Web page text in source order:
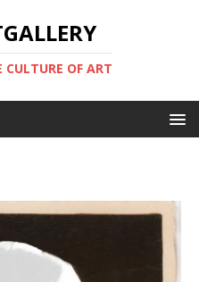
CULTURE OF ART